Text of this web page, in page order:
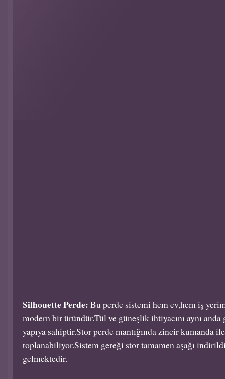
Silhouette Perde: Bu perde sistemi hem ev,hem iş
modern bir üründür.Tül ve güneşlik ihtiyacını aynı
yapıya sahiptir.Stor perde mantığında zincir kumanda
toplanabiliyor.Sistem gereği stor tamamen aşağı
gelmektedir.